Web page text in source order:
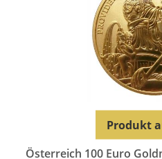
Österreich 100 Euro
Produkt